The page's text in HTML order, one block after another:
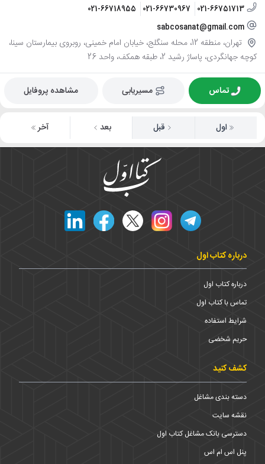
021-66751713
021-66730967
021-66718955
sabcosanat@gmail.com
تهران، منطقه 12، محله سنگلج، خیابان امام خمینی، روبروی بیمارستان سینا،
کوچه جهانگردی، پاساژ رشید 2، طبقه همکف، واحد 26
تماس مسیریابی مشاهده پروفایل
اول قبل بعد آخر
درباره کتاب اول
درباره کتاب اول
تماس با کتاب اول
شرایط استفاده
حریم شخضی
کشف کنید
دسته بندی مشاغل
نقشه سایت
دسترسی بانک مشاغل کتاب اول
پنل اس ام اس